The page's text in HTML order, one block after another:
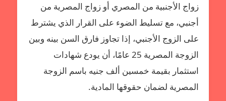
زواج الأجنبية من المصري أو زواج المصرية من
أجنبي، مع تسليط الضوء على القرار الذي يشترط
على الزوج الأجنبي، إذا تجاوز فارق السن بينه وبين
الزوجة المصرية 25 عامًا، أن يودع شهادات
استثمار بقيمة خمسين ألف جنيه باسم الزوجة
المصرية لضمان حقوقها المادية.